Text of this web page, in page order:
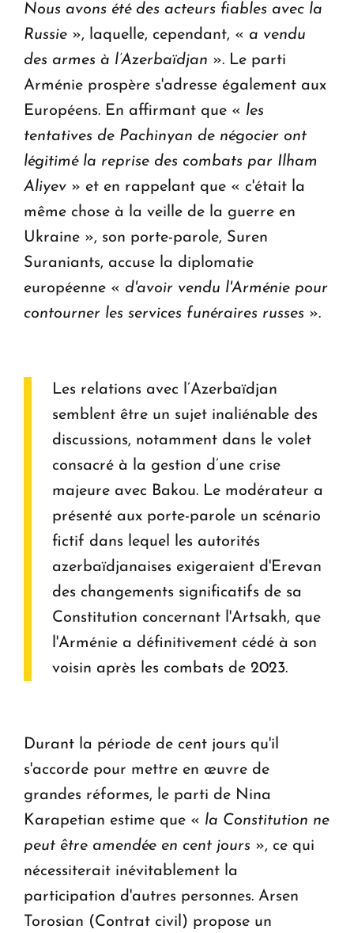
Nous avons été des acteurs fiables avec la
Russie », laquelle, cependant, « a vendu
des armes à l’Azerbaïdjan ». Le parti
Arménie prospère s'adresse également aux
Européens. En affirmant que « les
tentatives de Pachinyan de négocier ont
légitimé la reprise des combats par Ilham
Aliyev » et en rappelant que « c'était la
même chose à la veille de la guerre en
Ukraine », son porte-parole, Suren
Suraniants, accuse la diplomatie
européenne « d'avoir vendu l'Arménie pour
contourner les services funéraires russes ».
Les relations avec l’Azerbaïdjan
semblent être un sujet inaliénable des
discussions, notamment dans le volet
consacré à la gestion d’une crise
majeure avec Bakou. Le modérateur a
présenté aux porte-parole un scénario
fictif dans lequel les autorités
azerbaïdjanaises exigeraient d'Erevan
des changements significatifs de sa
Constitution concernant l'Artsakh, que
l'Arménie a définitivement cédé à son
voisin après les combats de 2023.
Durant la période de cent jours qu'il
s'accorde pour mettre en œuvre de
grandes réformes, le parti de Nina
Karapetian estime que « la Constitution ne
peut être amendée en cent jours », ce qui
nécessiterait inévitablement la
participation d'autres personnes. Arsen
Torosian (Contrat civil) propose un